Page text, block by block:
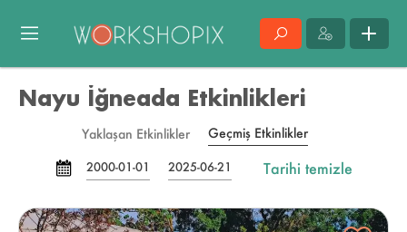
Nayu İğneada Etkinlikleri
Yaklaşan Etkinlikler Geçmiş Etkinlikler
2000-01-01 2025-06-21 Tarihi temizle